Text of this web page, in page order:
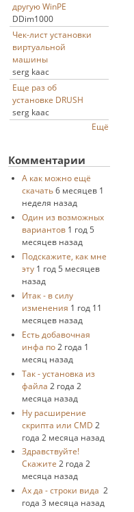
другую WinPE
DDim1000
Чек-лист установки
виртуальной
машины
serg kaac
Еще раз об
установке DRUSH
serg kaac
Ещё
Комментарии
А как можно ещё
скачать 6 месяцев 1
неделя назад
Один из возможных
вариантов 1 год 5
месяцев назад
Подскажите, как мне
эту 1 год 5 месяцев
назад
Итак - в силу
изменения 1 год 11
месяцев назад
Есть добавочная
инфа по 2 года 1
месяц назад
Так - установка из
файла 2 года 2
месяца назад
Ну расширение
скрипта или CMD 2
года 2 месяца назад
Здравствуйте!
Скажите 2 года 2
месяца назад
Ах да - строки вида 2
года 3 месяца назад